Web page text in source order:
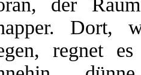
der
Dort,
regnet